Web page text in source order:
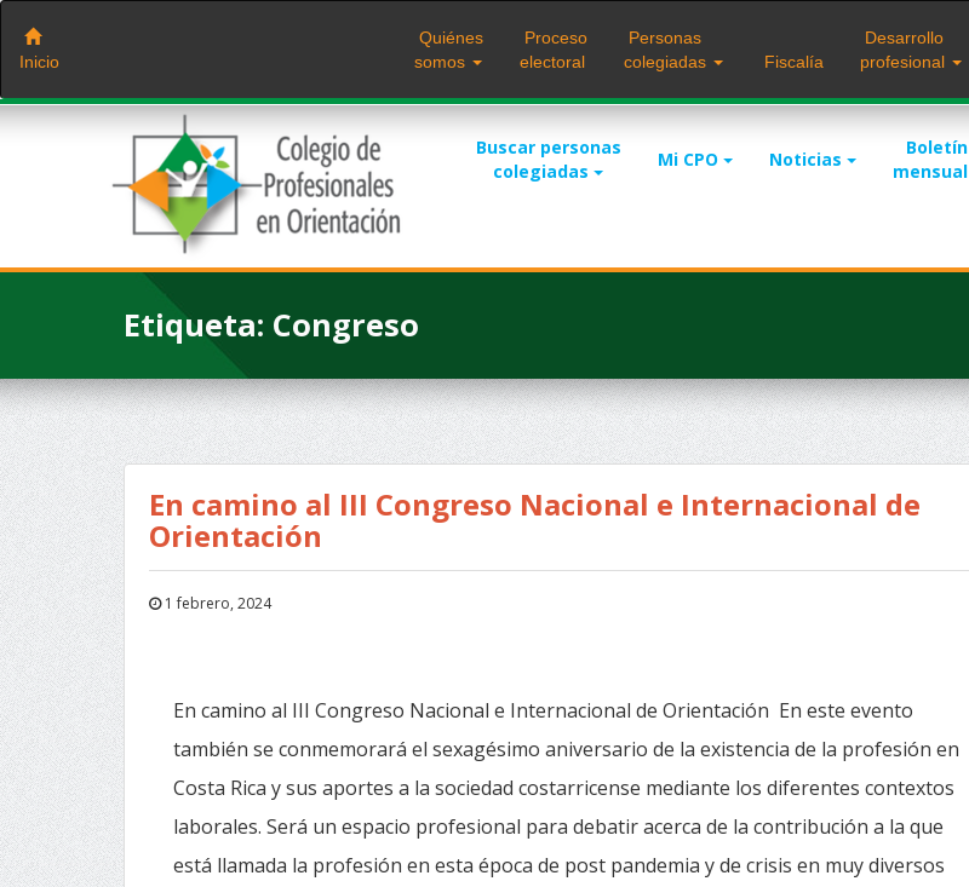
Saltar
contenido
Inicio
Quiénes
somos
Proceso
electoral
Personas
colegiadas
Fiscalía
Desarrollo
profesional
Buscar personas
colegiadas
Mi CPO Noticias
Boletín
mensual
Etiqueta: Congreso
En camino al III Congreso Nacional e Internacional de
Orientación
1 febrero, 2024
En camino al III Congreso Nacional e Internacional de Orientación En este evento
también se conmemorará el sexagésimo aniversario de la existencia de la profesión en
Costa Rica y sus aportes a la sociedad costarricense mediante los diferentes contextos
laborales. Será un espacio profesional para debatir acerca de la contribución a la que
está llamada la profesión en esta época de post pandemia y de crisis en muy diversos